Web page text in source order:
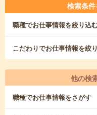
検索条
職種でお仕事情報を絞り込
こだわりでお仕事情報を絞
他の検
職種でお仕事情報をさがす